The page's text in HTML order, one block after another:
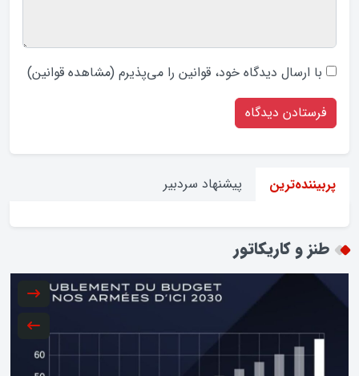
با ارسال دیدگاه‌ خود، قوانین را می‌پذیرم (مشاهده قوانین)
پربیننده‌ترین پیشنهاد سردبیر
طنز و کاریکاتور